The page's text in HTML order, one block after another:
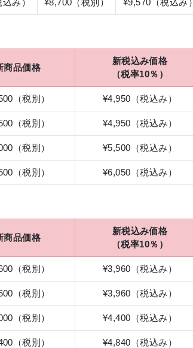
み） ¥8,700（税別） ¥9,570（税込み）
商品価格
新税込み価格
（税率10％）
（税別） ¥4,950（税込み）
（税別） ¥4,950（税込み）
（税別） ¥5,500（税込み）
（税別） ¥6,050（税込み）
商品価格
新税込み価格
（税率10％）
（税別） ¥3,960（税込み）
（税別） ¥3,960（税込み）
（税別） ¥4,400（税込み）
（税別） ¥4,840（税込み）